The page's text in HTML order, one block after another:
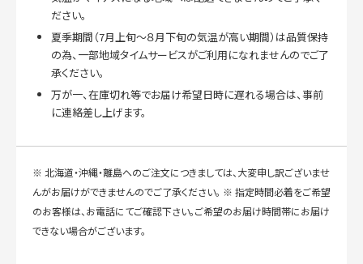
ださい。
夏季期間（7月上旬～８月下旬の気温が高い期間）は品質保持
の為、一部地域タイムサービスがご利用になれませんのでご了
承ください。
万が一、在庫切れ等でお届け希望日時に遅れる場合は、事前
に連絡差し上げます。
※ 北海道・沖縄・離島へのご注文につきましては、大変申し訳ございませ
んがお届けができませんのでご了承ください。 ※ 指定時間必着をご希望
のお客様は、お電話にてご確認下さい。ご希望のお届け時間帯にお届け
できない場合がございます。